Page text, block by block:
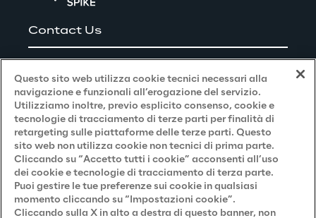
Contact Us
Privacy and Legal
Privacy & Cookie Policy
Privacy Notice(Candidato)
Privacy Notice(Cliente)
Questo sito web utilizza cookie tecnici necessari alla
navigazione e funzionali all’erogazione del servizio.
Utilizziamo inoltre, previo esplicito consenso, cookie e
tecnologie di tracciamento di terze parti per finalità di
retargeting sulle piattaforme delle terze parti. Questo
sito web non utilizza cookie non tecnici di prima parte.
Cliccando su “Accetto tutti i cookie” acconsenti all’uso
dei cookie e tecnologie di tracciamento di terza parte.
Puoi gestire le tue preferenze sui cookie in qualsiasi
momento cliccando su “Impostazioni cookie”.
Cliccando sulla X in alto a destra di questo banner, non